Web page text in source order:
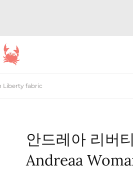
Liberty fabric
안드레아 리버
Andreaa